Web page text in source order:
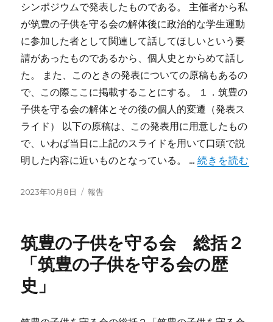
シンポジウムで発表したものである。 主催者から私
が筑豊の子供を守る会の解体後に政治的な学生運動
に参加した者として関連して話してほしいという要
請があったものであるから、個人史とからめて話し
た。 また、このときの発表についての原稿もあるの
で、この際ここに掲載することにする。 １．筑豊の
子供を守る会の解体とその後の個人的変遷（発表ス
ライド） 以下の原稿は、この発表用に用意したもの
で、いわば当日に上記のスライドを用いて口頭で説
明した内容に近いものとなっている。 ...続きを読む
投
2023年10月8日
カ
ー
報告
筑豊の子供を守る会 総括２
「筑豊の子供を守る会の歴
史」